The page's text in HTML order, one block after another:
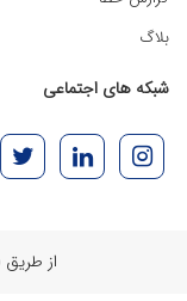
بلاگ
شبکه های اجتماعی
از